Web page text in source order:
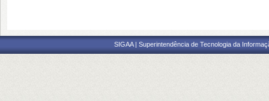
SIGAA | Superintendência de Tecnologia da